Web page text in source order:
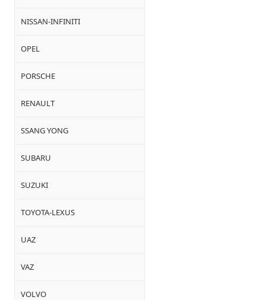
NISSAN-INFINITI
OPEL
PORSCHE
RENAULT
SSANG YONG
SUBARU
SUZUKI
TOYOTA-LEXUS
UAZ
VAZ
VOLVO